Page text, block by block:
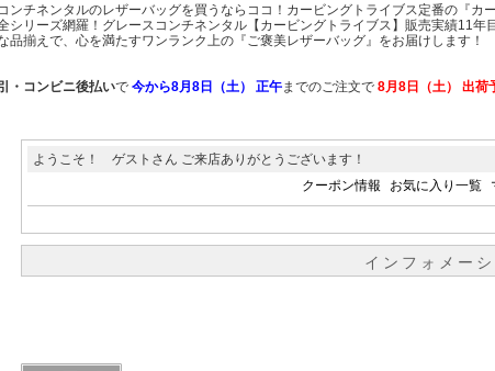
ンチネンタルのレザーバッグを買うならココ！カービングトライブス定番の『カ
シリーズ網羅！グレースコンチネンタル【カービングトライブス】販売実績11年
品揃えで、心を満たすワンランク上の『ご褒美レザーバッグ』をお届けします！
・コンビニ後払いで今から8月8日（土） 正午までのご注文で8月8日（土） 出荷
ようこそ！ ゲストさん ご来店ありがとうございます！
クーポン情報
お気に入り一覧
インフォメー